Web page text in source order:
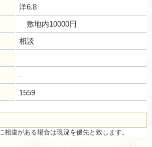
洋6.8
敷地内10000円
相談
-
1559
違がある場合は現況を優先と致します。